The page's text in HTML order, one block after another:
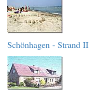
Schönhagen - Strand II